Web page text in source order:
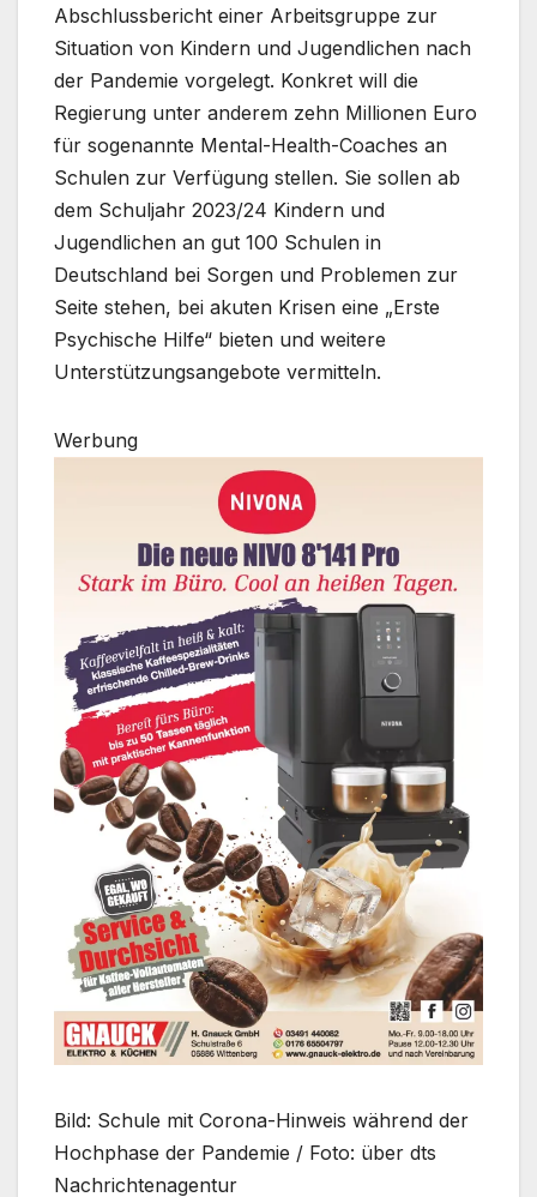
Abschlussbericht einer Arbeitsgruppe zur
Situation von Kindern und Jugendlichen nach
der Pandemie vorgelegt. Konkret will die
Regierung unter anderem zehn Millionen Euro
für sogenannte Mental-Health-Coaches an
Schulen zur Verfügung stellen. Sie sollen ab
dem Schuljahr 2023/24 Kindern und
Jugendlichen an gut 100 Schulen in
Deutschland bei Sorgen und Problemen zur
Seite stehen, bei akuten Krisen eine „Erste
Psychische Hilfe“ bieten und weitere
Unterstützungsangebote vermitteln.
Werbung
Bild: Schule mit Corona-Hinweis während der
Hochphase der Pandemie / Foto: über dts
Nachrichtenagentur